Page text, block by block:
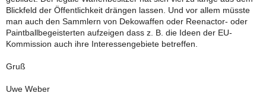
Blickfeld der Öffentlichkeit drängen lassen. Und vor allem müsste
man auch den Sammlern von Dekowaffen oder Reenactor- oder
Paintballbegeisterten aufzeigen dass z. B. die Ideen der EU-
Kommission auch ihre Interessengebiete betreffen.
Gruß
Uwe Weber